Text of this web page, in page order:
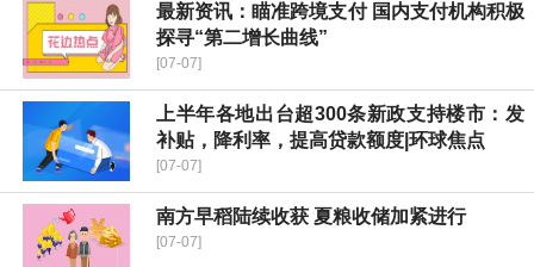
最新资讯：瞄准跨境支付 国内支付机构积极
探寻“第二增长曲线”
[07-07]
上半年各地出台超300条新政支持楼市：发
补贴，降利率，提高贷款额度|环球焦点
[07-07]
南方早稻陆续收获 夏粮收储加紧进行
[07-07]